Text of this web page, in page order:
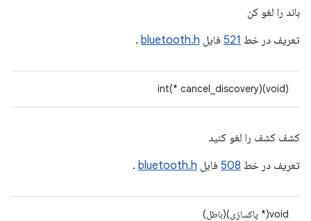
باند را لغو کن
تعریف در خط 521 فایل bluetooth.h
.
int(* cancel_discovery)(void)
کشف کشف را لغو کنید
تعریف در خط 508 فایل bluetooth.h
.
void(* پاکسازی)(باطل)